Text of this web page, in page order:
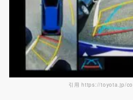
引用 https://toyota.jp/